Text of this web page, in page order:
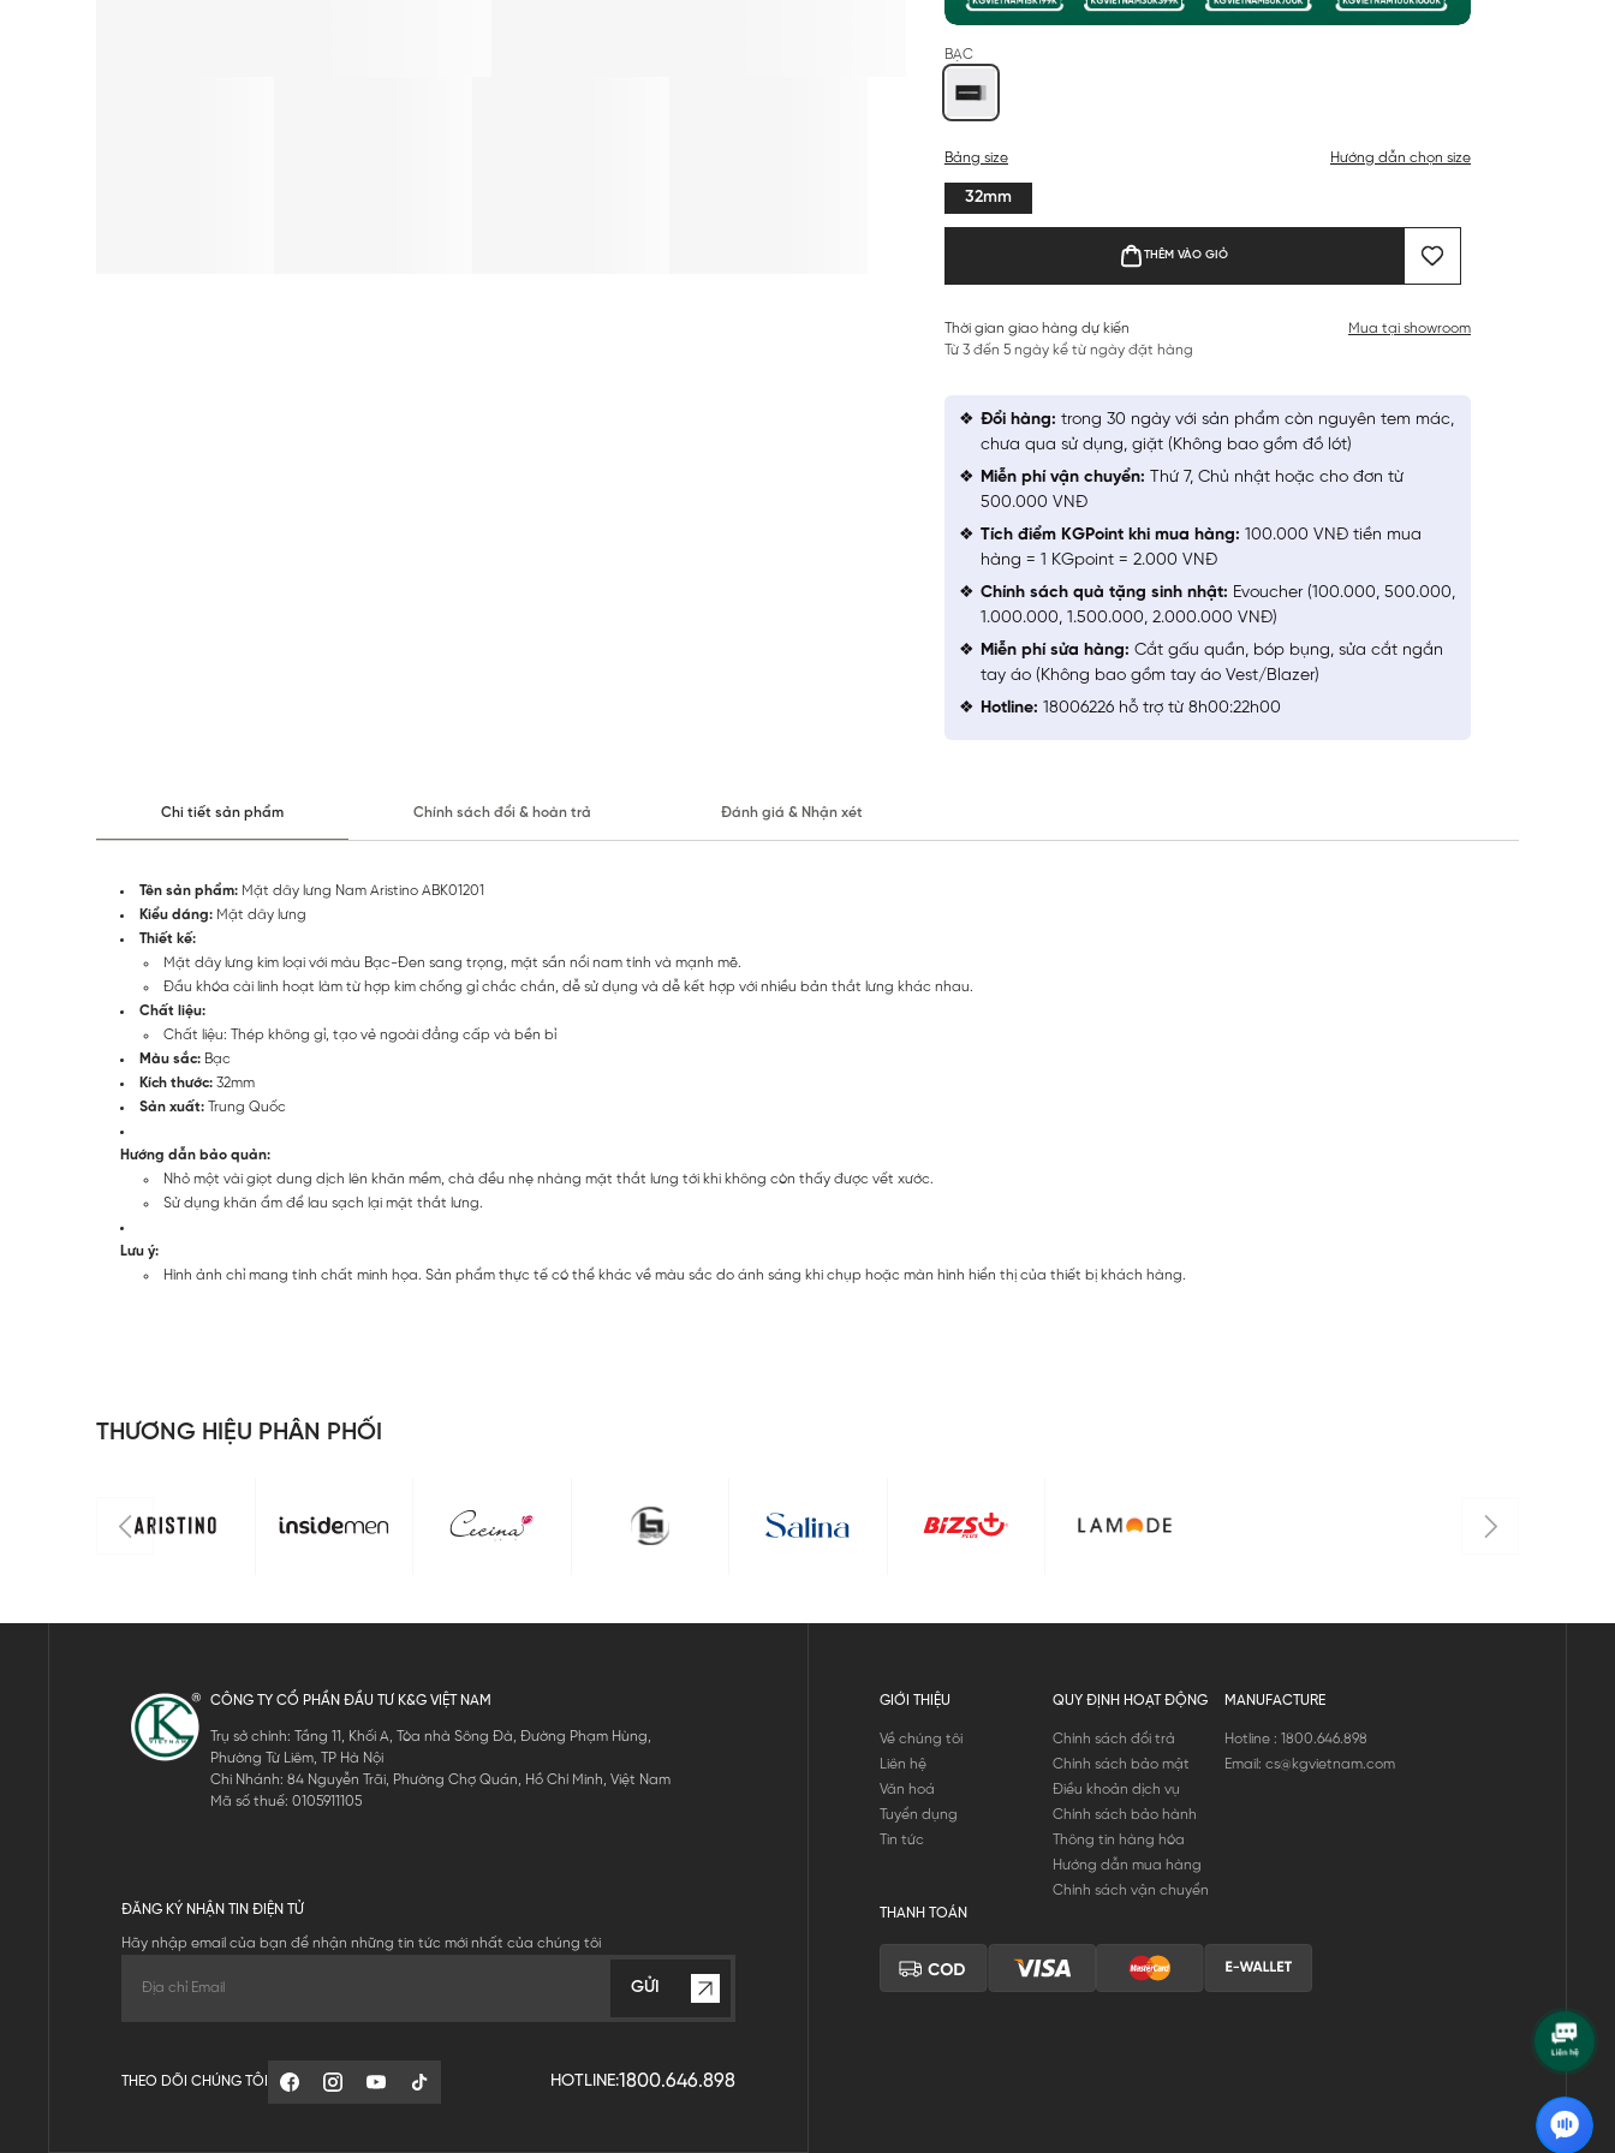
BẠC
Bảng size Hướng dẫn chọn size
32mm
THÊM VÀO GIỎ
Thời gian giao hàng dự kiến
Từ 3 đến 5 ngày kể từ ngày đặt hàng
Mua tại showroom
Đổi hàng: trong 30 ngày với sản phẩm còn nguyên tem mác,
chưa qua sử dụng, giặt (Không bao gồm đồ lót)
Miễn phí vận chuyển: Thứ 7, Chủ nhật hoặc cho đơn từ
500.000 VNĐ
Tích điểm KGPoint khi mua hàng: 100.000 VNĐ tiền mua
hàng = 1 KGpoint = 2.000 VNĐ
Chính sách quà tặng sinh nhật: Evoucher (100.000, 500.000,
1.000.000, 1.500.000, 2.000.000 VNĐ)
Miễn phí sửa hàng: Cắt gấu quần, bóp bụng, sửa cắt ngắn
tay áo (Không bao gồm tay áo Vest/Blazer)
Hotline: 18006226 hỗ trợ từ 8h00:22h00
Chi tiết sản phẩm Chính sách đổi & hoàn trả Đánh giá & Nhận xét
Tên sản phẩm: Mặt dây lưng Nam Aristino ABK01201
Kiểu dáng: Mặt dây lưng
Thiết kế:
Mặt dây lưng kim loại với màu Bạc-Đen sang trọng, mặt sần nổi nam tính và mạnh mẽ.
Đầu khóa cài linh hoạt làm từ hợp kim chống gỉ chắc chắn, dễ sử dụng và dễ kết hợp với nhiều bản thắt lưng khác nhau.
Chất liệu:
Chất liệu: Thép không gỉ, tạo vẻ ngoài đẳng cấp và bền bỉ
Màu sắc: Bạc
Kích thước: 32mm
Sản xuất: Trung Quốc
Hướng dẫn bảo quản:
Nhỏ một vài giọt dung dịch lên khăn mềm, chà đều nhẹ nhàng mặt thắt lưng tới khi không còn thấy được vết xước.
Sử dụng khăn ẩm để lau sạch lại mặt thắt lưng.
Lưu ý:
Hình ảnh chỉ mang tính chất minh họa. Sản phẩm thực tế có thể khác về màu sắc do ánh sáng khi chụp hoặc màn hình hiển thị của thiết bị khách hàng.
THƯƠNG HIỆU PHÂN PHỐI
CÔNG TY CỔ PHẦN ĐẦU TƯ K&G VIỆT NAM
Trụ sở chính: Tầng 11, Khối A, Tòa nhà Sông Đà, Đường Phạm Hùng,
Phường Từ Liêm, TP Hà Nội
Chi Nhánh: 84 Nguyễn Trãi, Phường Chợ Quán, Hồ Chí Minh, Việt Nam
Mã số thuế: 0105911105
ĐĂNG KÝ NHẬN TIN ĐIỆN TỬ
Hãy nhập email của bạn để nhận những tin tức mới nhất của chúng tôi
GỬI
THEO DÕI CHÚNG TÔI HOTLINE:1800.646.898
GIỚI THIỆU
Về chúng tôi
Liên hệ
Văn hoá
Tuyển dụng
Tin tức
QUY ĐỊNH HOẠT ĐỘNG
Chính sách đổi trả
Chính sách bảo mật
Điều khoản dịch vụ
Chính sách bảo hành
Thông tin hàng hóa
Hướng dẫn mua hàng
Chính sách vận chuyển
MANUFACTURE
Hotline : 1800.646.898
Email: cs@kgvietnam.com
THANH TOÁN